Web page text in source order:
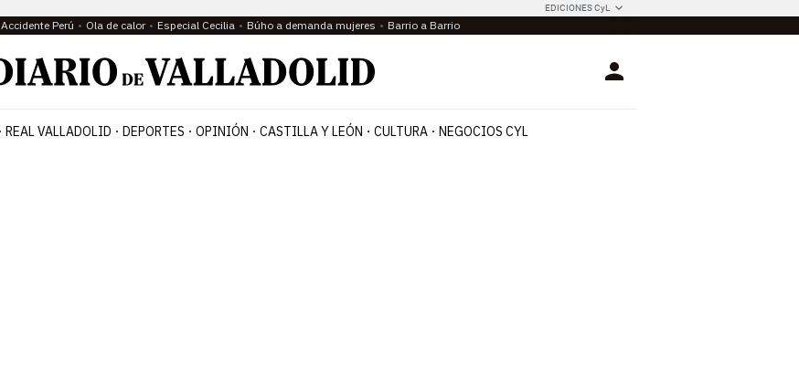
EDICIONES CyL
Accidente Perú Ola de calor Especial Cecilia Búho a demanda mujeres Barrio a Barrio
Login
REAL VALLADOLID DEPORTES OPINIÓN CASTILLA Y LEÓN CULTURA NEGOCIOS CYL